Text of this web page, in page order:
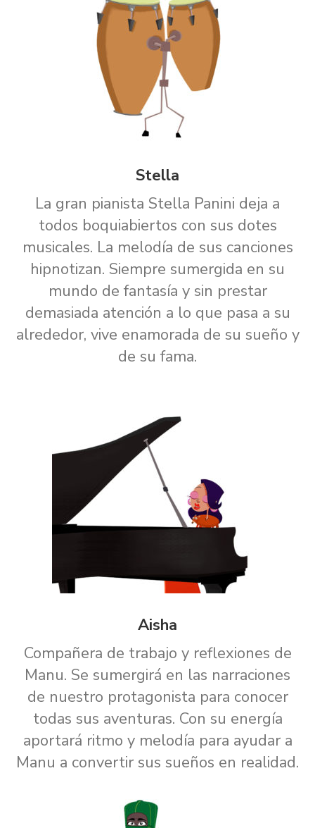
Stella
La gran pianista Stella Panini deja a
todos boquiabiertos con sus dotes
musicales. La melodía de sus canciones
hipnotizan. Siempre sumergida en su
mundo de fantasía y sin prestar
demasiada atención a lo que pasa a su
alrededor, vive enamorada de su sueño y
de su fama.
Aisha
Compañera de trabajo y reflexiones de
Manu. Se sumergirá en las narraciones
de nuestro protagonista para conocer
todas sus aventuras. Con su energía
aportará ritmo y melodía para ayudar a
Manu a convertir sus sueños en realidad.